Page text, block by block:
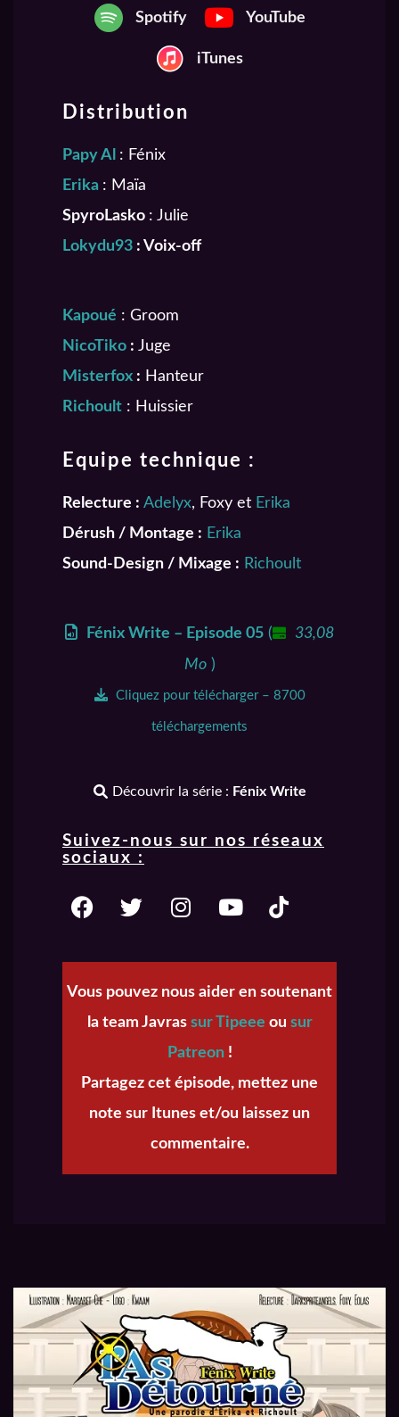
Spotify YouTube
iTunes
Distribution
Papy Al : Fénix
Erika : Maïa
SpyroLasko : Julie
Lokydu93 : Voix-off
Kapoué : Groom
NicoTiko : Juge
Misterfox : Hanteur
Richoult : Huissier
Equipe technique :
Relecture : Adelyx, Foxy et Erika
Dérush / Montage : Erika
Sound-Design / Mixage : Richoult
Fénix Write – Episode 05 (
33,08
Mo )
Cliquez pour télécharger – 8700
téléchargements
Découvrir la série : Fénix Write
Suivez-nous sur nos réseaux
sociaux :
Vous pouvez nous aider en soutenant
la team Javras sur Tipeee ou sur
Patreon !
Partagez cet épisode, mettez une
note sur Itunes et/ou laissez un
commentaire.